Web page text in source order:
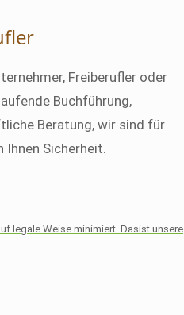
Freiberufler oder
Buchführung,
Beratung, wir sind für
Ihnen Sicherheit.
legale Weise minimiert. Dasist unsere